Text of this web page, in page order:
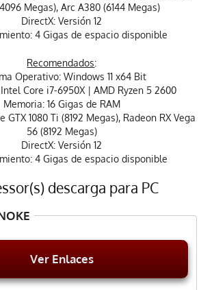
Megas), Arc A380 (6144 Megas)
DirectX: Versión 12
4 Gigas de espacio disponible
Recomendados:
Operativo: Windows 11 x64 Bit
Core i7-6950X | AMD Ryzen 5 2600
Memoria: 16 Gigas de RAM
GTX 1080 Ti (8192 Megas), Radeon RX Vega
56 (8192 Megas)
DirectX: Versión 12
4 Gigas de espacio disponible
descarga para PC
Ver Enlaces